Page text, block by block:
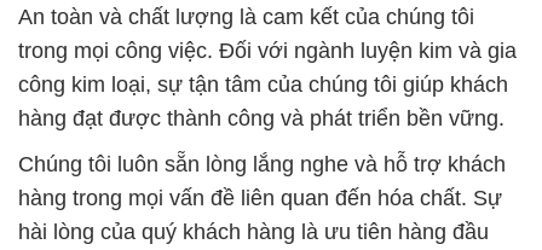
An toàn và chất lượng là cam kết của chúng tôi
trong mọi công việc. Đối với ngành luyện kim và gia
công kim loại, sự tận tâm của chúng tôi giúp khách
hàng đạt được thành công và phát triển bền vững.
Chúng tôi luôn sẵn lòng lắng nghe và hỗ trợ khách
hàng trong mọi vấn đề liên quan đến hóa chất. Sự
hài lòng của quý khách hàng là ưu tiên hàng đầu